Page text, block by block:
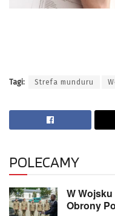
Tagi: Strefa munduru
POLECAMY
W
Obrony